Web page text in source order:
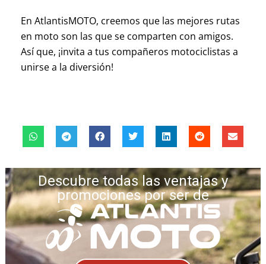
En AtlantisMOTO, creemos que las mejores rutas
en moto son las que se comparten con amigos.
Así que, ¡invita a tus compañeros motociclistas a
unirse a la diversión!
Descubre todas las ventajas y
promociones por ser de